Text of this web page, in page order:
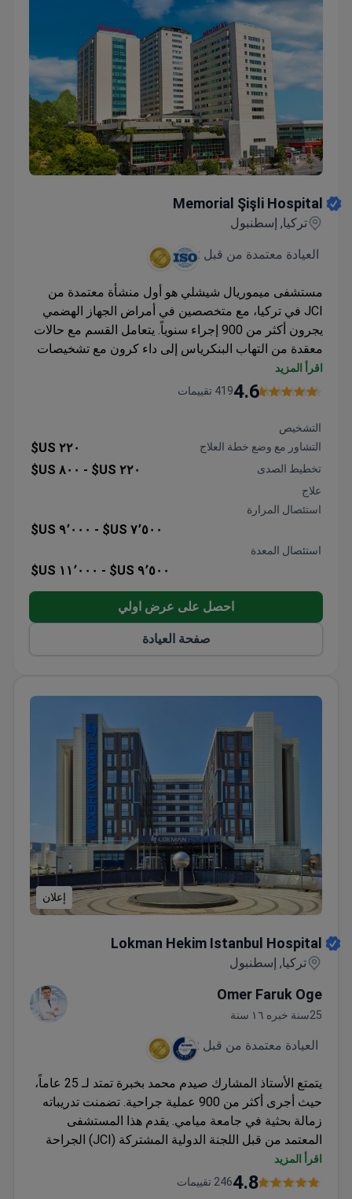
Memorial Şişli Hospital
تركيا, إسطنبول
العيادة معتمدة من قبل :
مستشفى ميموريال شيشلي هو أول منشأة معتمدة من
JCI في تركيا، مع متخصصين في أمراض الجهاز الهضمي
يجرون أكثر من 900 إجراء سنوياً. يتعامل القسم مع حالات
معقدة من التهاب البنكرياس إلى داء كرون مع تشخيصات
شاملة.
مع أخذ خزعة
يجري المتخصصون إجراءات بالمنظار وبمساعدة
الروبوت باستخدام تقنية دا فينشي
نهج متعدد التخصصات يجمع بين أمراض الجهاز الهضمي
والمناعة لحالات مرض التهاب الأمعاء (IBD)
اقرأ المزيد
4.6419 تقييمات
التشخيص
التشاور مع وضع خطة العلاج
٢٢٠ US$
تخطيط الصدى ٢٢٠ US$ - ٨٠٠ US$
علاج
استئصال المرارة
٧٬٥٠٠ US$ - ٩٬٠٠٠ US$
استئصال المعدة
٩٬٥٠٠ US$ - ١١٬٠٠٠ US$
احصل على عرض اولي
صفحة العيادة
إعلان
Lokman Hekim Istanbul Hospital
تركيا, إسطنبول
Omer Faruk Oge
25سنة خبره ١٦ سنة
العيادة معتمدة من قبل :
يتمتع الأستاذ المشارك صيدم محمد بخبرة تمتد لـ 25 عاماً،
حيث أجرى أكثر من 900 عملية جراحية. تضمنت تدريباته
زمالة بحثية في جامعة ميامي. يقدم هذا المستشفى
المعتمد من قبل اللجنة الدولية المشتركة (JCI) الجراحة
بالمنظار باستخدام أحدث التقنيات الجراحية. قد تبلغ تكلفة
الفحوصات التشخيصية قبل العملية، مثل الأشعة
اقرأ المزيد
4.8246 تقييمات